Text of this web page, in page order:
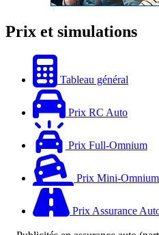
Prix et simulations
Tableau général
Prix RC Auto
Prix Full-Omnium
Prix Mini-Omnium
Prix Assurance